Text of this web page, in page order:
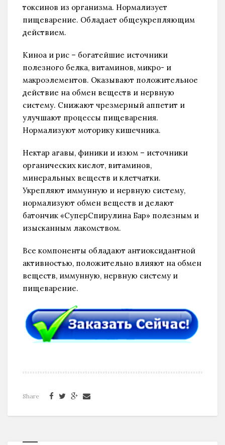
токсинов из организма. Нормализует
пищеварение. Обладает общеукрепляющим
действием.
Киноа и рис – богатейшие источники
полезного белка, витаминов, микро- и
макроэлементов. Оказывают положительное
действие на обмен веществ и нервную
систему. Снижают чрезмерный аппетит и
улучшают процессы пищеварения.
Нормализуют моторику кишечника.
Нектар агавы, финики и изюм – источники
органических кислот, витаминов,
минеральных веществ и клетчатки.
Укрепляют иммунную и нервную систему,
нормализуют обмен веществ и делают
батончик «СуперСпирулина Бар» полезным и
изысканным лакомством.
Все компоненты обладают антиоксидантной
активностью, положительно влияют на обмен
веществ, иммунную, нервную систему и
пищеварение.
Share